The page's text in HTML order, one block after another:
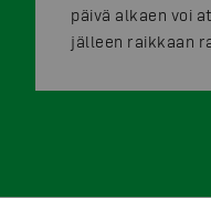
päivä alkaen voi
jälleen raikkaan